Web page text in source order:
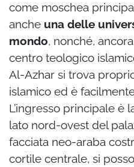
come moschea
anche una delle
mondo, nonché,
centro teologico
Al-Azhar si trova
islamico ed è
L’ingresso principale è
lato nord-ovest del
facciata neo-araba
cortile centrale, si